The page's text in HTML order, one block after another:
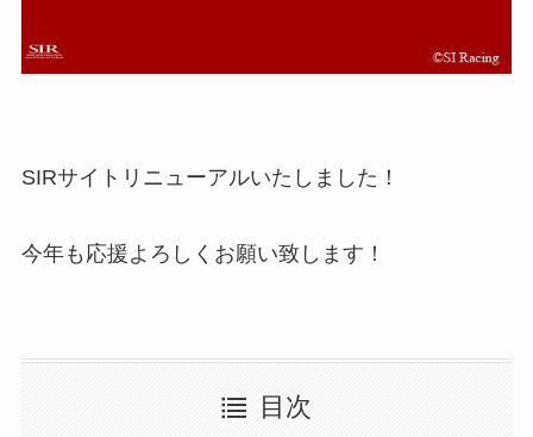
SIRサイトリニューアルいたしました！
今年も応援よろしくお願い致します！
目次